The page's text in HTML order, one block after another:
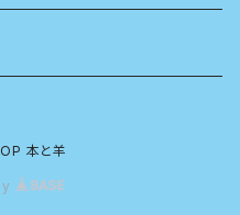
本と羊